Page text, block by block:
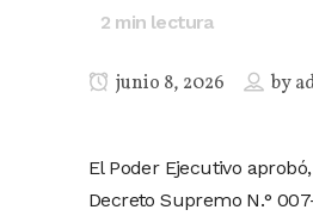
2 min lectura
junio 8, 2026 by
El Poder Ejecutivo
Decreto Supremo N.°